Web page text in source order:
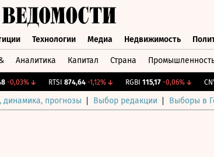
Технологии Медиа Недвижимость
Аналитика Капитал Страна
-0,03%↓ RTSI 874,64 -1,12%↓ RGBI 115,17 -0,06%↓
прогнозы Выбор редакции Выборы в